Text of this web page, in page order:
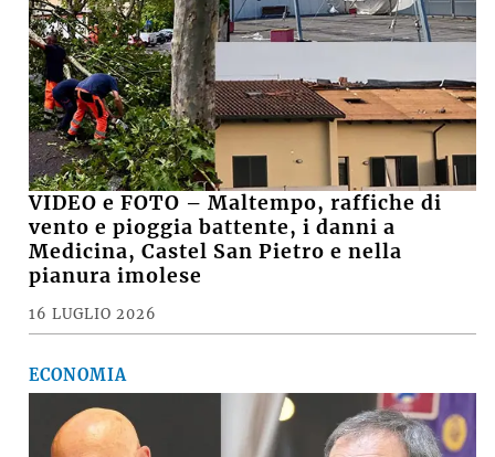
VIDEO e FOTO – Maltempo, raffiche di
vento e pioggia battente, i danni a
Medicina, Castel San Pietro e nella
pianura imolese
16 LUGLIO 2026
ECONOMIA